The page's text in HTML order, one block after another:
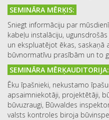
SEMINĀRA MĒRĶIS:
Sniegt informāciju par
kabeļu instalāciju,
un ekspluatējot ēkas, saskaņā
būvnormatīvu prasībām un to
SEMINĀRA MĒRĶAUDITORIJA:
Ēku īpašnieki, nekustamo
apsaimniekotāji, projektētāji,
būvuzraugi, Būvvaldes
valsts kontroles biroja